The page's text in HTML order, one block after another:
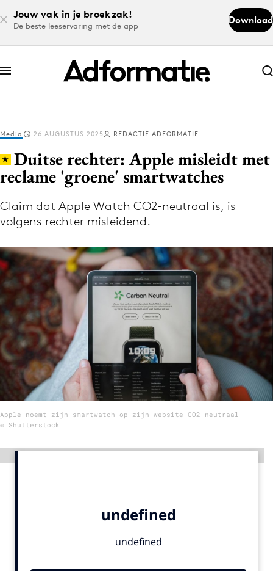
Jouw vak in je broekzak!
De beste leeservaring met de app
Download
Abonneer nu
Abonneer nu
Log in
Volg het laatste nieuws via de Adformatie
Nieuws app
Menu
Home
9 sept: GenAI-training
12 nov: MarketingLive!
Adverteren
Events
Media 26 AUGUSTUS 2025 REDACTIE ADFORMATIE
Duitse rechter: Apple misleidt met
reclame 'groene' smartwatches
Claim dat Apple Watch CO2-neutraal is, is
volgens rechter misleidend.
Apple noemt zijn smartwatch op zijn website CO2-neutraal
© Shutterstock